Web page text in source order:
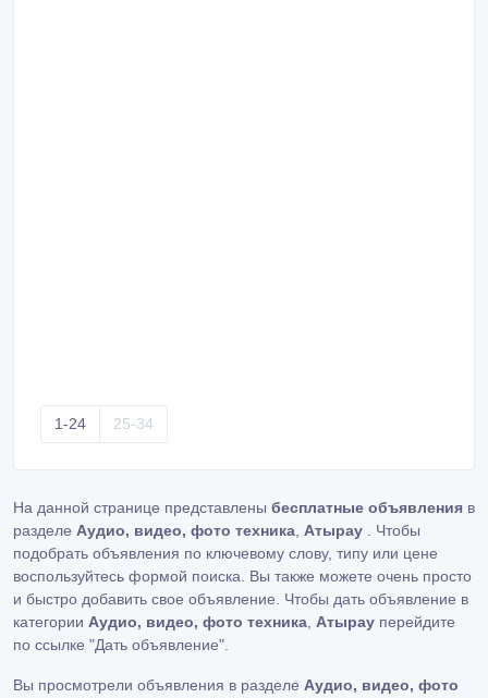
1-24 25-34
На данной странице представлены бесплатные объявления в
разделе Аудио, видео, фото техника Атырау . Чтобы
подобрать объявления по ключевому слову, типу или цене
воспользуйтесь формой поиска. Вы также можете очень просто
и быстро добавить свое объявление. Чтобы дать объявление в
категории Аудио, видео, фото техника Атырау перейдите
по ссылке "Дать объявление"
Вы просмотрели объявления в разделе Аудио, видео, фото